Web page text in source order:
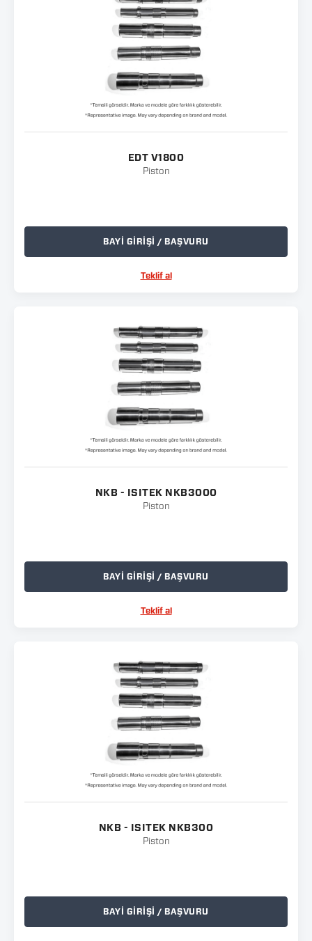
EDT V1800
Piston
BAYİ GİRİŞİ / BAŞVURU
Teklif al
NKB - ISITEK NKB3000
Piston
BAYİ GİRİŞİ / BAŞVURU
Teklif al
NKB - ISITEK NKB300
Piston
BAYİ GİRİŞİ / BAŞVURU